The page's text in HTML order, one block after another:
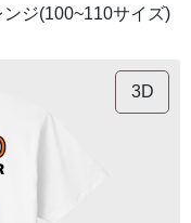
ジ(100~110サイズ)
3D